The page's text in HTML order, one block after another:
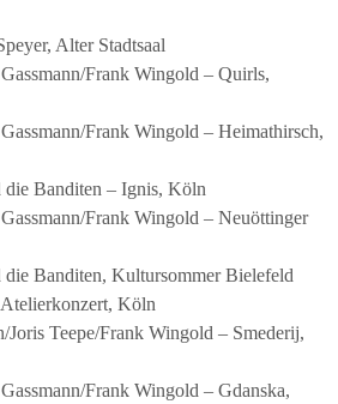
Alter Stadtsaal
Frank Wingold – Quirls,
Frank Wingold – Heimathirsch,
Banditen – Ignis, Köln
Frank Wingold – Neuöttinger
Banditen, Kultursommer Bielefeld
Köln
Joris Teepe/Frank Wingold – Smederij,
Frank Wingold – Gdanska,